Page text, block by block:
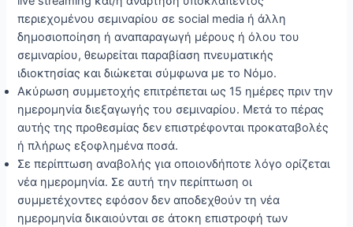
περιεχομένου σεμιναρίου σε social media ή άλλη
δημοσιοποίηση ή αναπαραγωγή μέρους ή όλου του
σεμιναρίου, θεωρείται παραβίαση πνευματικής
ιδιοκτησίας και διώκεται σύμφωνα με το Νόμο.
Aκύρωση συμμετοχής επιτρέπεται ως 15 ημέρες πριν την
ημερομηνία διεξαγωγής του σεμιναρίου. Μετά το πέρας
αυτής της προθεσμίας δεν επιστρέφονται προκαταβολές
ή πλήρως εξοφλημένα ποσά.
Σε περίπτωση αναβολής για οποιονδήποτε λόγο ορίζεται
νέα ημερομηνία. Σε αυτή την περίπτωση οι
συμμετέχοντες εφόσον δεν αποδεχθούν τη νέα
ημερομηνία δικαιούνται σε άτοκη επιστροφή των